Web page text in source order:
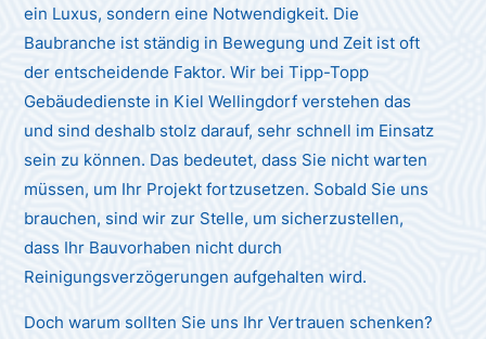
ein Luxus, sondern eine Notwendigkeit. Die
Baubranche ist ständig in Bewegung und Zeit ist oft
der entscheidende Faktor. Wir bei Tipp-Topp
Gebäudedienste in Kiel Wellingdorf verstehen das
und sind deshalb stolz darauf, sehr schnell im Einsatz
sein zu können. Das bedeutet, dass Sie nicht warten
müssen, um Ihr Projekt fortzusetzen. Sobald Sie uns
brauchen, sind wir zur Stelle, um sicherzustellen,
dass Ihr Bauvorhaben nicht durch
Reinigungsverzögerungen aufgehalten wird.
Doch warum sollten Sie uns Ihr Vertrauen schenken?